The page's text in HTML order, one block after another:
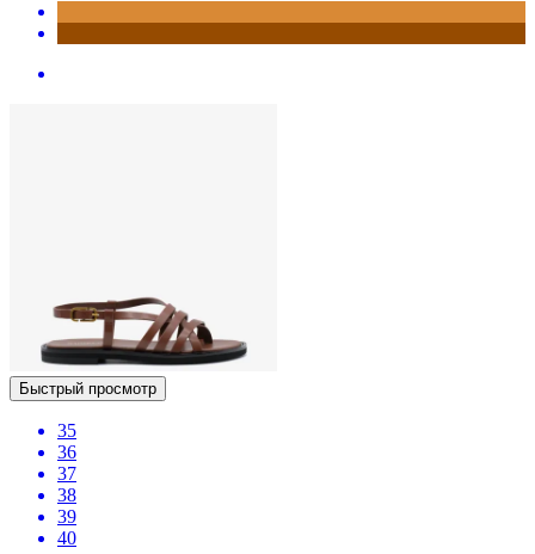
Быстрый просмотр
35
36
37
38
39
40